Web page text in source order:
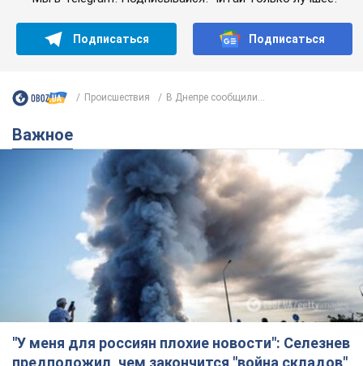
Подписаться Подписаться
Происшествия В Днепре сообщили...
Важное
"У меня для россиян плохие новости": Селезнев